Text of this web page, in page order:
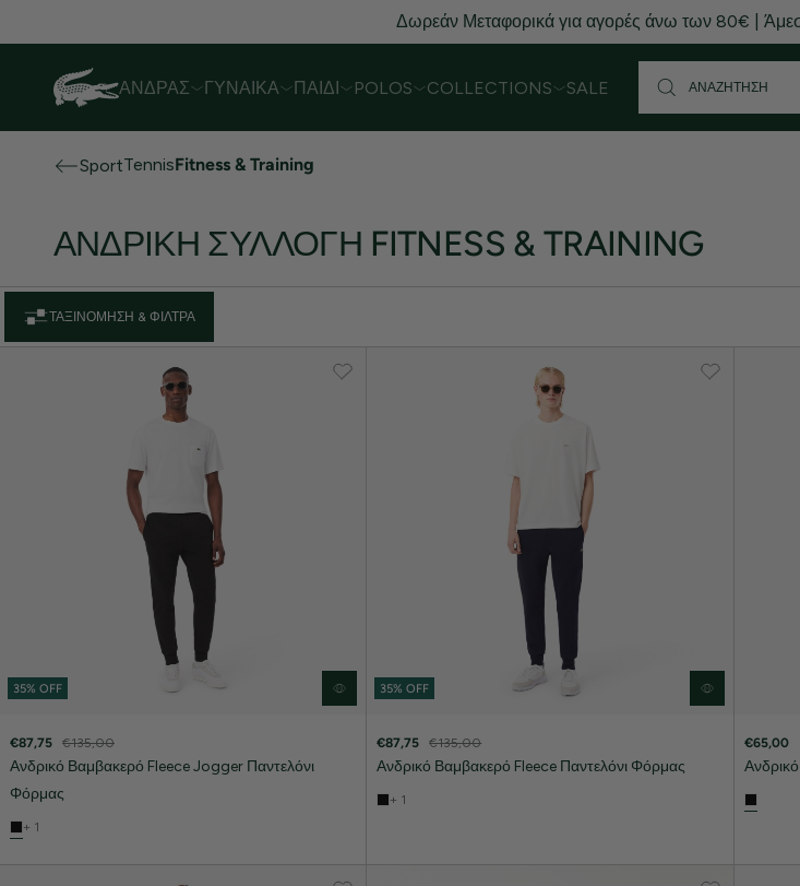
Δωρεάν Μεταφορικά για αγορές άνω των 80€ |
ΆΝΔΡΑΣ ΓΥΝΑΊΚΑ ΠΑΙΔΊ POLOS COLLECTIONS SALE
SportTennisFitness & Training
ΑΝΔΡΙΚΉ ΣΥΛΛΟΓΉ FITNESS & TRAINING
ΤΑΞΙΝΌΜΗΣΗ & ΦΊΛΤΡΑ
35% OFF
€87,75 €135,00
Ανδρικό Βαμβακερό Fleece Jogger Παντελόνι
Φόρμας
+ 1
35% OFF
€87,75 €135,00
Ανδρικό Βαμβακερό Fleece Παντελόνι Φόρμας
+ 1
€65,00